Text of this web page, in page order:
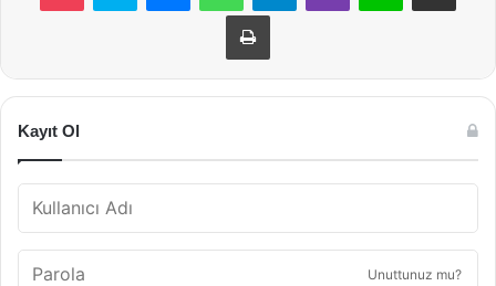
Yazdır
Kayıt Ol
Unuttunuz mu?